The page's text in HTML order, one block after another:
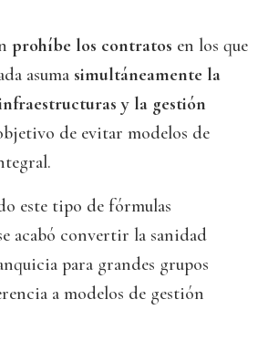
prohíbe los contratos en los que
asuma simultáneamente la
y la gestión
de evitar modelos de
este tipo de fórmulas
acabó convertir la sanidad
para grandes grupos
a modelos de gestión